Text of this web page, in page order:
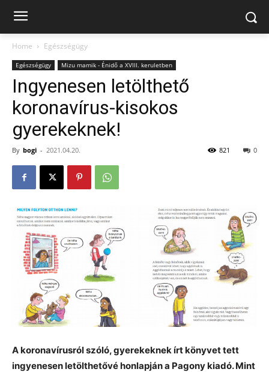
Home Egészségügy
Egészségügy Mizu mamik - Énidő a XVIII. keruletben
Ingyenesen letölthető
koronavírus-kisokos
gyerekeknek!
By bogi - 2021.04.20. 0
821
A koronavírusról szóló, gyerekeknek írt könyvet tett
ingyenesen letölthetővé honlapján a Pagony kiadó. Mint